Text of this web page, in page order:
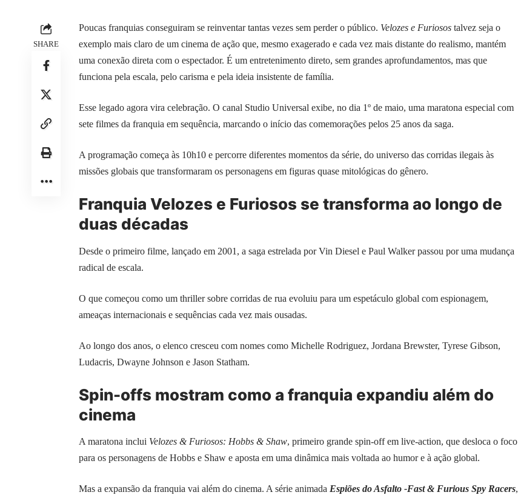
SHARE
Poucas franquias conseguiram se reinventar tantas vezes sem perder o público. Velozes e Furiosos talvez seja o
exemplo mais claro de um cinema de ação que, mesmo exagerado e cada vez mais distante do realismo, mantém
uma conexão direta com o espectador. É um entretenimento direto, sem grandes aprofundamentos, mas que
funciona pela escala, pelo carisma e pela ideia insistente de família.
Esse legado agora vira celebração. O canal Studio Universal exibe, no dia 1º de maio, uma maratona especial com
sete filmes da franquia em sequência, marcando o início das comemorações pelos 25 anos da saga.
A programação começa às 10h10 e percorre diferentes momentos da série, do universo das corridas ilegais às
missões globais que transformaram os personagens em figuras quase mitológicas do gênero.
Franquia Velozes e Furiosos se transforma ao longo de
duas décadas
Desde o primeiro filme, lançado em 2001, a saga estrelada por Vin Diesel e Paul Walker passou por uma mudança
radical de escala.
O que começou como um thriller sobre corridas de rua evoluiu para um espetáculo global com espionagem,
ameaças internacionais e sequências cada vez mais ousadas.
Ao longo dos anos, o elenco cresceu com nomes como Michelle Rodriguez, Jordana Brewster, Tyrese Gibson,
Ludacris, Dwayne Johnson e Jason Statham.
Spin-offs mostram como a franquia expandiu além do
cinema
A maratona inclui Velozes & Furiosos: Hobbs & Shaw, primeiro grande spin-off em live-action, que desloca o foco
para os personagens de Hobbs e Shaw e aposta em uma dinâmica mais voltada ao humor e à ação global.
Mas a expansão da franquia vai além do cinema. A série animada Espiões do Asfalto -Fast & Furious Spy Racers,